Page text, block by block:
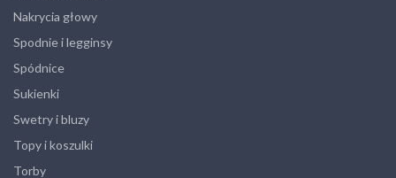
Nakrycia głowy
Spodnie i legginsy
Spódnice
Sukienki
Swetry i bluzy
Topy i koszulki
Torby